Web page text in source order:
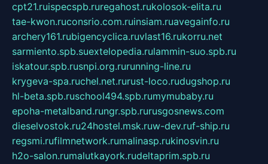
cpt21.ruispecspb.ruregahost.rukolosok-elita.ru
tae-kwon.ruconsrio.com.ruinsiam.ruavegainfo.ru
archery161.rubigencyclica.ruvlast16.rukorru.net
sarmiento.spb.suextelopedia.rulammin-suo.spb.ru
iskatour.spb.rusnpi.org.rurunning-line.ru
krygeva-spa.ruchel.net.rurust-loco.rudugshop.ru
hl-beta.spb.ruschool494.spb.rumymubaby.ru
epoha-metalband.rungr.spb.rurusgosnews.com
dieselvostok.ru24hostel.msk.ruw-dev.ruf-ship.ru
regsmi.rufilmnetwork.rumalinasp.rukinosvin.ru
h2o-salon.rumalutkayork.rudeltaprim.spb.ru